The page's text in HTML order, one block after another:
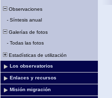
Observaciones
- Síntesis anual
Galerías de fotos
- Todas las fotos
Estadísticas de utilización
Los observatorios
Enlaces y recursos
Misión migración